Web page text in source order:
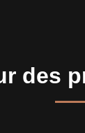
des